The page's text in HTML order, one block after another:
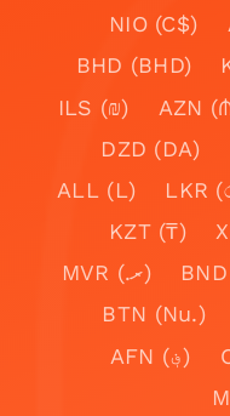
NIO (C$)
BHD (BHD)
ILS (₪)
AZN
DZD (DA)
ALL (L)
LKR
KZT (₸)
MVR (.ރ)
BTN (Nu.)
AFN (؋)